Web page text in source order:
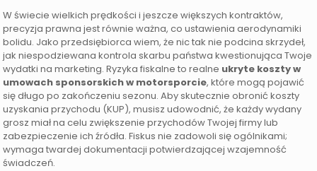
W świecie wielkich prędkości i jeszcze większych kontraktów,
precyzja prawna jest równie ważna, co ustawienia aerodynamiki
bolidu. Jako przedsiębiorca wiem, że nic tak nie podcina skrzydeł,
jak niespodziewana kontrola skarbu państwa kwestionująca Twoje
wydatki na marketing. Ryzyka fiskalne to realne ukryte koszty w
umowach sponsorskich w motorsporcie, które mogą pojawić
się długo po zakończeniu sezonu. Aby skutecznie obronić koszty
uzyskania przychodu (KUP), musisz udowodnić, że każdy wydany
grosz miał na celu zwiększenie przychodów Twojej firmy lub
zabezpieczenie ich źródła. Fiskus nie zadowoli się ogólnikami;
wymaga twardej dokumentacji potwierdzającej wzajemność
świadczeń.